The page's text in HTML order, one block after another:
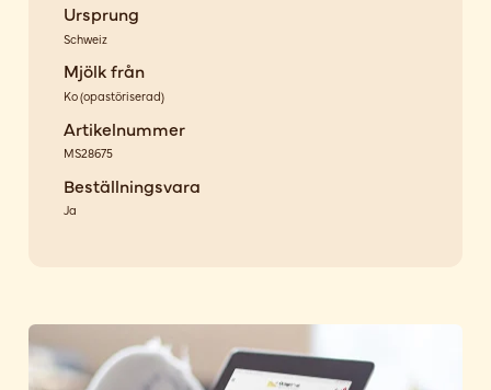
Ursprung
Schweiz
Mjölk från
Ko(opastöriserad)
Artikelnummer
MS28675
Beställningsvara
Ja